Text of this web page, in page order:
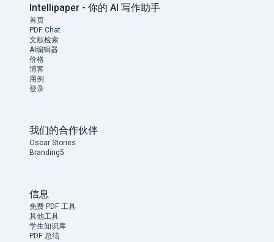
Intellipaper - 你的 AI 写作助手
首页
PDF Chat
文献检索
AI编辑器
价格
博客
用例
登录
我们的合作伙伴
Oscar Stories
Branding5
信息
免费 PDF 工具
其他工具
学生知识库
PDF 总结